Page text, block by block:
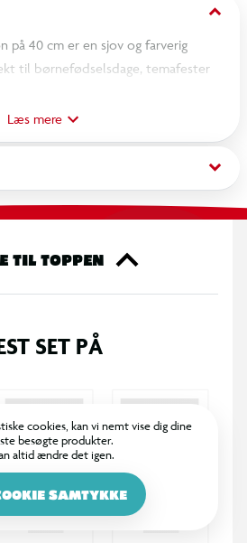
keyboard_arrow_down
på 40 cm er en sjov og farverig
til børnefødselsdage, temafester
Læs mere
keyboard_arrow_down
TIL TOPPEN
SET PÅ
cookies, kan vi nemt vise dig dine
besøgte produkter.
altid ændre det igen.
SAMTYKKE